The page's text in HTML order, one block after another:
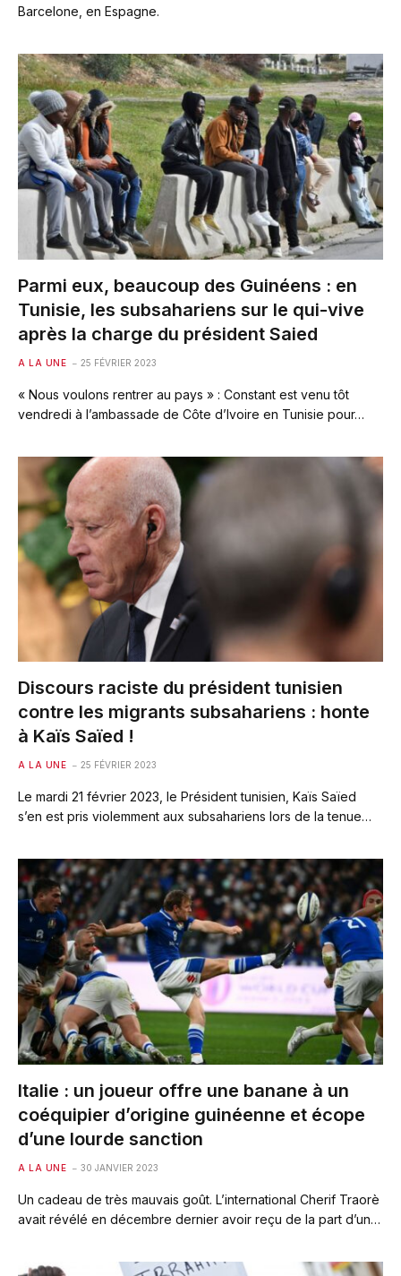
Barcelone, en Espagne.
Parmi eux, beaucoup des Guinéens : en
Tunisie, les subsahariens sur le qui-vive
après la charge du président Saied
A LA UNE 25 FÉVRIER 2023
« Nous voulons rentrer au pays » : Constant est venu tôt
vendredi à l’ambassade de Côte d’Ivoire en Tunisie pour…
Discours raciste du président tunisien
contre les migrants subsahariens : honte
à Kaïs Saïed !
A LA UNE 25 FÉVRIER 2023
Le mardi 21 février 2023, le Président tunisien, Kaïs Saïed
s’en est pris violemment aux subsahariens lors de la tenue…
Italie : un joueur offre une banane à un
coéquipier d’origine guinéenne et écope
d’une lourde sanction
A LA UNE 30 JANVIER 2023
Un cadeau de très mauvais goût. L’international Cherif Traorè
avait révélé en décembre dernier avoir reçu de la part d’un…